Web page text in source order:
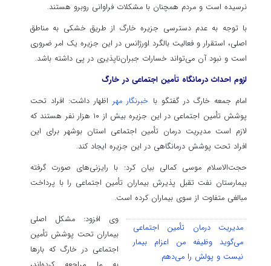
نرسیده است و مردم همچنان با مشکلات فراوانی روبرو هستند.
با توجه به عدم دسترسی جزیره خارگ از طریق خشکی به مناطق
اصلی، استقرار و فعالیت بالگرد اورژانس در این جزیره یک امر ضروری
است و نبود آن می‌تواند خسارات جبران‌ناپذیری در پی داشته باشد.
لزوم احداث درمانگاه تأمین اجتماعی در خارگ
امام جمعه خارگ در گفتگو با خبرنگار مهر اظهار داشت: افراد تحت
پوشش تأمین اجتماعی در این جزیره بیش از ۱۰ هزار نفر هستند که
لازم است مدیریت درمان تأمین اجتماعی استان بوشهر برای این
افراد تحت پوشش درمانگاهی در این جزیره ایجاد کند.
حجت‌الاسلام موسی کمالی بیان کرد: با رایزنی‌های صورت گرفته
بیمارستان نفت تقبل پذیرش بیماران تأمین اجتماعی را با پرداخت
مبالغی متفاوت از سوی بیماران کرده است.
مدیریت درمان تأمین اجتماعی
می‌گوید وظیفه من اعزام بیمار
نیست و پولش را می‌دهم
وی افزود: مشکل اصلی
بیماران تحت پوشش تأمین
اجتماعی در خارگ که بارها